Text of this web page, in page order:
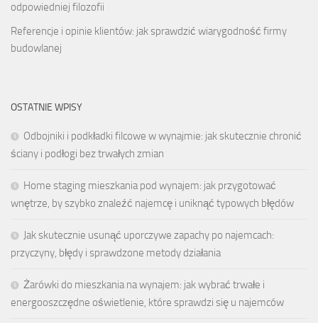
odpowiedniej filozofii
Referencje i opinie klientów: jak sprawdzić wiarygodność firmy
budowlanej
OSTATNIE WPISY
Odbojniki i podkładki filcowe w wynajmie: jak skutecznie chronić
ściany i podłogi bez trwałych zmian
Home staging mieszkania pod wynajem: jak przygotować
wnętrze, by szybko znaleźć najemcę i uniknąć typowych błędów
Jak skutecznie usunąć uporczywe zapachy po najemcach:
przyczyny, błędy i sprawdzone metody działania
Żarówki do mieszkania na wynajem: jak wybrać trwałe i
energooszczędne oświetlenie, które sprawdzi się u najemców